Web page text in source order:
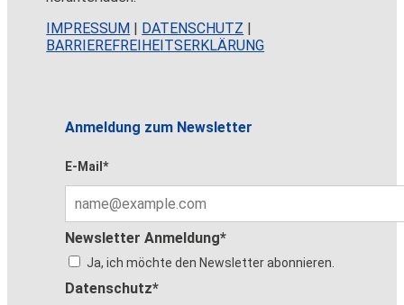
IMPRESSUM
DATENSCHUTZ
BARRIEREFREIHEITSERKLÄRUNG
Anmeldung zum Newsletter
E-Mail*
Newsletter Anmeldung*
Ja, ich möchte den Newsletter abonnieren.
Datenschutz*